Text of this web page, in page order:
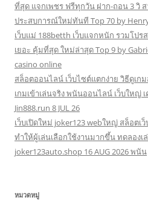
ที่สุด แจกเพชร ฟรีทุกวัน ฝาก-ถอน 3 วิ
ประสบการณ์ใหม่ทันที Top 70 by
เว็บแม่ 188betth เว็บแจกหนัก รวมโป
เยอะ คุ้มที่สุด ใหม่ล่าสุด Top 9 by
casino online
สล็อตออนไลน์ เว็บไซต์แตกง่าย วิธีดูเ
เกมเข้าเล่นจริง พนันออนไลน์ เว็บใหญ่
Jin888.run 8 JUL 26
เว็บเปิดใหม่ joker123 webใหญ่ สล็อตเ
ทำให้ผู้เล่นเลือกใช้งานมากขึ้น ทดลองเ
joker123auto.shop 16 AUG 2026 พนัน
หมวดหมู่